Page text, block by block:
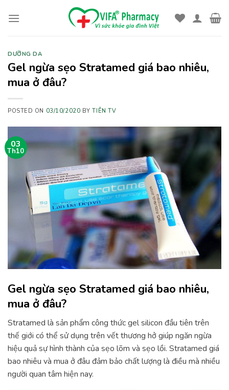
DƯỠNG DA
Gel ngừa sẹo Stratamed giá bao nhiêu,
mua ở đâu?
POSTED ON 03/10/2020 BYTIÊN TV
03
Th10
Gel ngừa sẹo Stratamed giá bao nhiêu,
mua ở đâu?
Stratamed là sản phẩm công thức gel silicon đầu tiên trên
thế giới có thể sử dụng trên vết thương hở giúp ngăn ngừa
hiệu quả sự hình thành của sẹo lõm và sẹo lồi. Stratamed giá
bao nhiêu và mua ở đâu đảm bảo chất lượng là điều mà nhiều
người quan tâm hiện nay.